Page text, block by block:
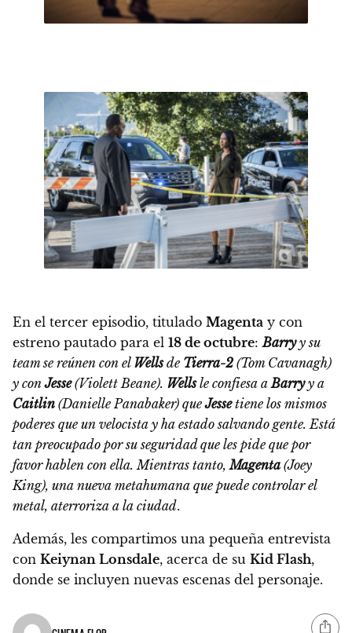
En el tercer episodio, titulado Magenta y con
estreno pautado para el 18 de octubre:Barryy su
team se reúnen con el Wellsde Tierra-2 (Tom Cavanagh)
y conJesse(Violett Beane). Wellsle confiesa aBarryy a
Caitlin (Danielle Panabaker) queJessetiene los mismos
poderes que un velocista y ha estado salvando gente. Está
tan preocupado por su seguridad que les pide que por
favor hablen con ella. Mientras tanto,Magenta (Joey
King), una nueva metahumana que puede controlar el
metal, aterroriza a la ciudad.
Además, les compartimos una pequeña entrevista
con Keiynan Lonsdale, acerca de su Kid Flash,
donde se incluyen nuevas escenas del personaje.